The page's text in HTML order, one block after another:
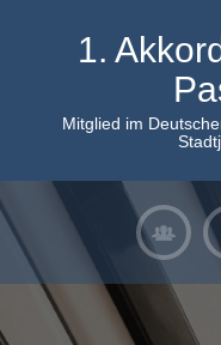
1.
Mitglied im